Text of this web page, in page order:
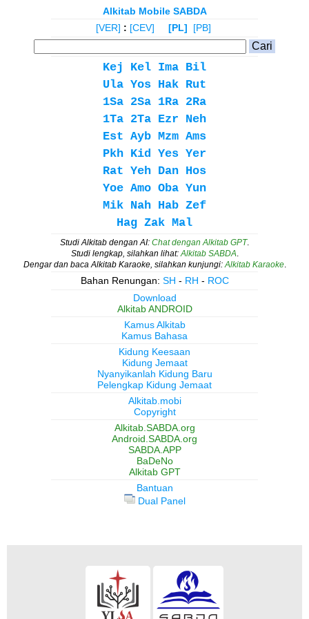
Alkitab Mobile SABDA
[VER] : [CEV] [PL] [PB]
Kej Kel Ima Bil
Ula Yos Hak Rut
1Sa 2Sa 1Ra 2Ra
1Ta 2Ta Ezr
Neh
Est Ayb Mzm Ams
Pkh Kid Yes Yer
Rat Yeh Dan Hos
Yoe Amo Oba Yun
Mik Nah Hab Zef
Hag Zak Mal
Studi Alkitab dengan AI: Chat dengan Alkitab GPT.
Studi lengkap, silahkan lihat: Alkitab SABDA
Dengar dan baca Alkitab Karaoke, silahkan kunjungi: Alkitab Karaoke.
Bahan Renungan: SH - RH - ROC
Download
Alkitab ANDROID
Kamus Alkitab
Kamus Bahasa
Kidung Keesaan
Kidung Jemaat
Nyanyikanlah Kidung Baru
Pelengkap Kidung Jemaat
Alkitab.mobi
Copyright
Alkitab.SABDA.org
Android.SABDA.org
SABDA.APP
BaDeNo
Alkitab GPT
Bantuan
Dual Panel